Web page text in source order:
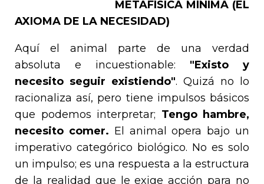
METAFÍSICA MÍNIMA (EL
AXIOMA DE LA NECESIDAD)
Aquí el animal parte de una verdad
absoluta e incuestionable: "Existo y
necesito seguir existiendo". Quizá no lo
racionaliza así, pero tiene impulsos básicos
que podemos interpretar; Tengo hambre,
necesito comer. El animal opera bajo un
imperativo categórico biológico. No es solo
un impulso; es una respuesta a la estructura
de la realidad que le exige acción para no